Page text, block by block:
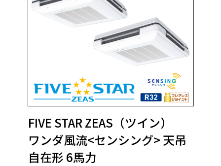
FIVE STAR ZEAS（ツイン）
ワンダ風流<センシング> 天吊
自在形 6馬力